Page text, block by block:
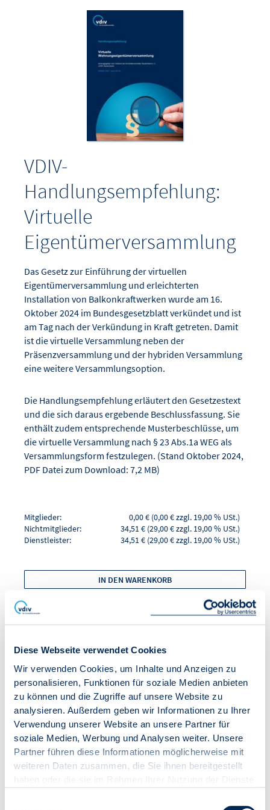
Diese Webseite verwendet Cookies
Wir verwenden Cookies, um Inhalte und Anzeigen zu
personalisieren, Funktionen für soziale Medien anbieten
zu können und die Zugriffe auf unsere Website zu
analysieren. Außerdem geben wir Informationen zu Ihrer
Verwendung unserer Website an unsere Partner für
soziale Medien, Werbung und Analysen weiter. Unsere
Partner führen diese Informationen möglicherweise mit
weiteren Daten zusammen, die Sie ihnen bereitgestellt
haben oder die sie im Rahmen Ihrer Nutzung der Dienste
VDIV-
Handlungsempfehlung:
Virtuelle
Eigentümerversammlung
Das Gesetz zur Einführung der virtuellen
Eigentümerversammlung und erleichterten
Installation von Balkonkraftwerken wurde am 16.
Oktober 2024 im Bundesgesetzblatt verkündet und ist
am Tag nach der Verkündung in Kraft getreten. Damit
ist die virtuelle Versammlung neben der
Präsenzversammlung und der hybriden Versammlung
eine weitere Versammlungsoption.
Die Handlungsempfehlung erläutert den Gesetzestext
und die sich daraus ergebende Beschlussfassung. Sie
enthält zudem entsprechende Musterbeschlüsse, um
die virtuelle Versammlung nach § 23 Abs.1a WEG als
Versammlungsform festzulegen. (Stand Oktober 2024,
PDF Datei zum Download: 7,2 MB)
Mitglieder:
0,00 € (0,00 € zzgl. 19,00 % USt.)
Nichtmitglieder:
34,51 € (29,00 € zzgl. 19,00 % USt.)
Dienstleister:
34,51 € (29,00 € zzgl. 19,00 % USt.)
IN DEN WARENKORB
Praxishandbuch